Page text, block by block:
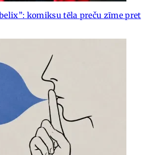
komiksu tēla preču zīme pret